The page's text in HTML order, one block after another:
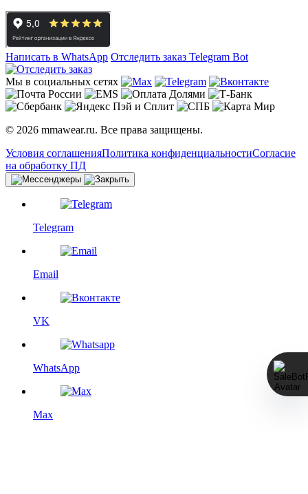
Написать в WhatsApp Отследить заказ Telegram Bot
Мы в социальных сетях
© 2026 mmawear.ru. Все права защищены.
Условия соглашенияПолитика конфиденциальностиСогласие
на обработку ПД
Telegram
Email
VK
WhatsApp
Max